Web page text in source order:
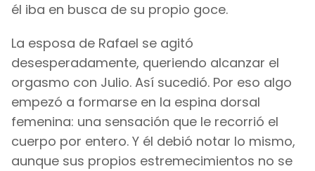
él iba en busca de su propio goce.
La esposa de Rafael se agitó
desesperadamente, queriendo alcanzar el
orgasmo con Julio. Así sucedió. Por eso algo
empezó a formarse en la espina dorsal
femenina: una sensación que le recorrió el
cuerpo por entero. Y él debió notar lo mismo,
aunque sus propios estremecimientos no se